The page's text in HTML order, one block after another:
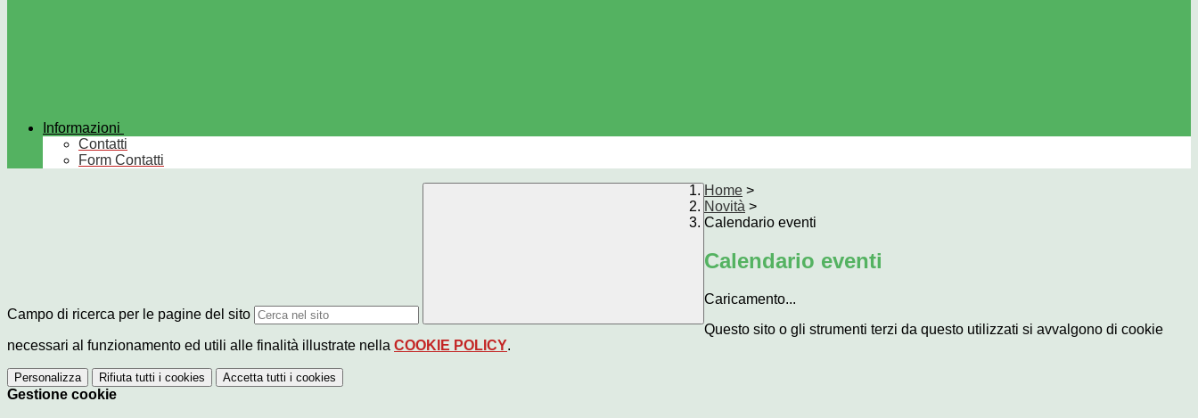
Informazioni
Contatti
Form Contatti
Campo di ricerca per le pagine del sito
Home >
Novità >
Calendario eventi
Calendario eventi
Caricamento...
Questo sito o gli strumenti terzi da questo utilizzati si avvalgono di cookie
necessari al funzionamento ed utili alle finalità illustrate nella COOKIE POLICY.
Personalizza Rifiuta tutti i cookies Accetta tutti i cookies
Gestione cookie